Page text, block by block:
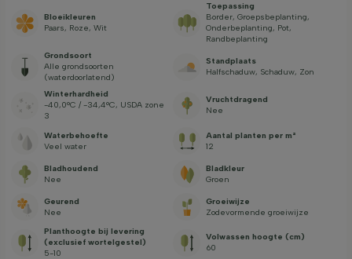
Bloeikleuren
Paars, Roze, Wit
Toepassing
Border, Groepsbeplanting,
Onderbeplanting, Pot,
Randbeplanting
Grondsoort
Alle grondsoorten
(waterdoorlatend)
Standplaats
Halfschaduw, Schaduw, Zon
Winterhardheid
-40,0°C / -34,4°C, USDA zone
3
Vruchtdragend
Nee
Waterbehoefte
Veel water
Aantal planten per m²
12
Bladhoudend
Nee
Bladkleur
Groen
Geurend
Nee
Groeiwijze
Zodevormende groeiwijze
Planthoogte bij levering
(exclusief wortelgestel)
5-10
Volwassen hoogte (cm)
60